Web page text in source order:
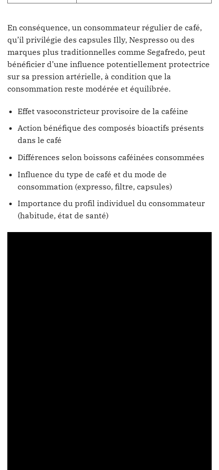
En conséquence, un consommateur régulier de café,
qu’il privilégie des capsules Illy, Nespresso ou des
marques plus traditionnelles comme Segafredo, peut
bénéficier d’une influence potentiellement protectrice
sur sa pression artérielle, à condition que la
consommation reste modérée et équilibrée.
Effet vasoconstricteur provisoire de la caféine
Action bénéfique des composés bioactifs présents
dans le café
Différences selon boissons caféinées consommées
Influence du type de café et du mode de
consommation (expresso, filtre, capsules)
Importance du profil individuel du consommateur
(habitude, état de santé)